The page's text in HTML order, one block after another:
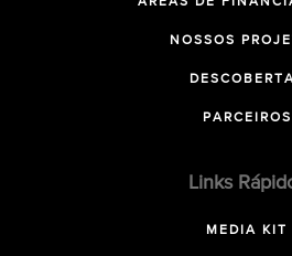
NOSSOS
PARCEIROS
Links
MEDIA KIT